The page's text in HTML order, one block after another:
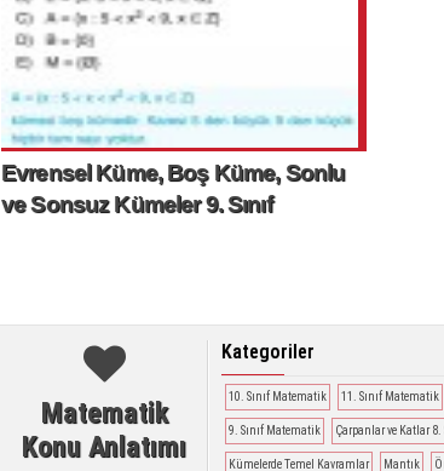
Evrensel Küme, Boş Küme, Sonlu
ve Sonsuz Kümeler 9. Sınıf
Matematik
Konu Anlatımı
Kategoriler
10. Sınıf Matematik 11. Sınıf Matematik
9. Sınıf Matematik Çarpanlar ve Katlar 8.
Kümelerde Temel Kavramlar Mantık